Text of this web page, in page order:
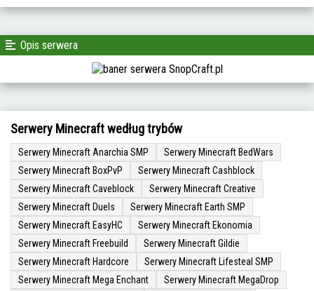
Opis serwera
Serwery Minecraft według trybów
Serwery Minecraft Anarchia SMP
Serwery Minecraft BedWars
Serwery Minecraft BoxPvP
Serwery Minecraft Cashblock
Serwery Minecraft Caveblock
Serwery Minecraft Creative
Serwery Minecraft Duels
Serwery Minecraft Earth SMP
Serwery Minecraft EasyHC
Serwery Minecraft Ekonomia
Serwery Minecraft Freebuild
Serwery Minecraft Gildie
Serwery Minecraft Hardcore
Serwery Minecraft Lifesteal SMP
Serwery Minecraft Mega Enchant
Serwery Minecraft MegaDrop